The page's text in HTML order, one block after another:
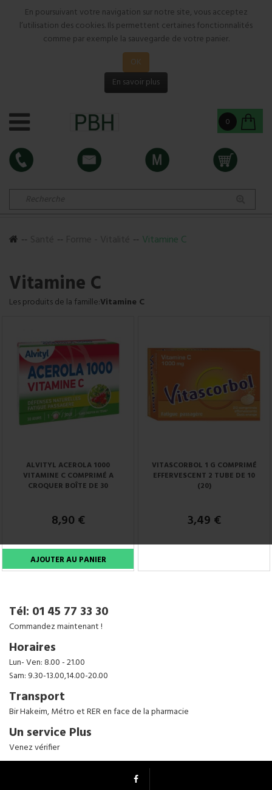
En poursuivant votre navigation sur notre site, vous acceptez
l’utilisation des cookies. Ils permettent certaines fonctionnalités
comme par exemple la sauvegarde de votre panier.
OK
En savoir plus
0
Vitamine C
Vitamine C
Les produits de la famille:Vitamine C
ALVITYL ACEROLA 1000
VITAMINE C COMPRIMÉ A
CROQUER BOÎTE DE 30
8,90 €
VITASCORBOL 1 G COMPRIMÉ
EFFERVESCENT 2 TUBE DE 10
(20)
3,49 €
Tél: 01 45 77 33 30
Commandez maintenant !
Horaires
Lun- Ven: 8.00 - 21.00
Sam: 9.30-13.00,14.00-20.00
Transport
Bir Hakeim, Métro et RER en face de la pharmacie
Un service Plus
Venez vérifier